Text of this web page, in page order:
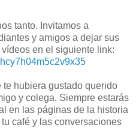
tanto. Invitamos a
y amigos a dejar sus
en el siguiente link:
hubiera gustado querido
y colega. Siempre estarás
en las páginas de la historia
café y las conversaciones